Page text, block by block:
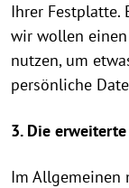
Ihrer
wir wollen
nutzen, um
persönliche
3. Die
Im Allgemeinen